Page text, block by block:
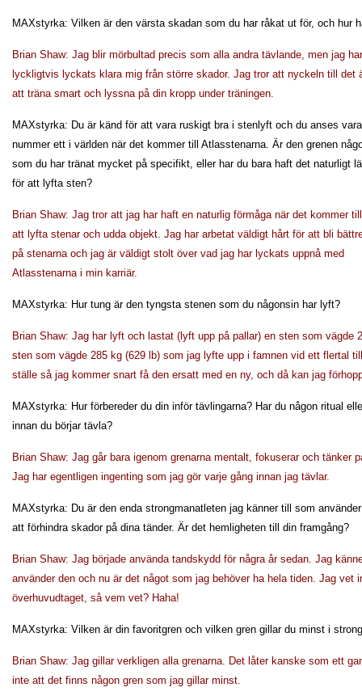
MAXstyrka: Vilken är den värsta skadan som du har råkat ut för, och hur
Brian Shaw: Jag blir mörbultad precis som alla andra tävlande, men jag har
lyckligtvis lyckats klara mig från större skador. Jag tror att nyckeln till det
att träna smart och lyssna på din kropp under träningen.
MAXstyrka: Du är känd för att vara ruskigt bra i stenlyft och du anses vara
nummer ett i världen när det kommer till Atlasstenarna. Är den grenen
som du har tränat mycket på specifikt, eller har du bara haft det naturligt
för att lyfta sten?
Brian Shaw: Jag tror att jag har haft en naturlig förmåga när det kommer till
att lyfta stenar och udda objekt. Jag har arbetat väldigt hårt för att bli
på stenarna och jag är väldigt stolt över vad jag har lyckats uppnå med
Atlasstenarna i min karriär.
MAXstyrka: Hur tung är den tyngsta stenen som du någonsin har lyft?
Brian Shaw: Jag har lyft och lastat (lyft upp på pallar) en sten som vägde
sten som vägde 285 kg (629 lb) som jag lyfte upp i famnen vid ett flertal
ställe så jag kommer snart få den ersatt med en ny, och då kan jag
MAXstyrka: Hur förbereder du din inför tävlingarna? Har du någon ritual
innan du börjar tävla?
Brian Shaw: Jag går bara igenom grenarna mentalt, fokuserar och tänker
Jag har egentligen ingenting som jag gör varje gång innan jag tävlar.
MAXstyrka: Du är den enda strongmanatleten jag känner till som
att förhindra skador på dina tänder. Är det hemligheten till din framgång?
Brian Shaw: Jag började använda tandskydd för några år sedan. Jag
använder den och nu är det något som jag behöver ha hela tiden. Jag vet
överhuvudtaget, så vem vet? Haha!
MAXstyrka: Vilken är din favoritgren och vilken gren gillar du minst i
Brian Shaw: Jag gillar verkligen alla grenarna. Det låter kanske som ett
inte att det finns någon gren som jag gillar minst.